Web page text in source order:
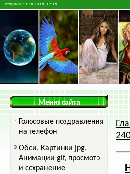
Вторник, 11.10.2016, 17:16
Меню сайта
Голосовые поздравления
на телефон
Обои, Картинки jpg,
Анимации gif, просмотр
и сохранение